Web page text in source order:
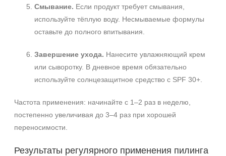
Смывание. Если продукт требует смывания,
используйте тёплую воду. Несмываемые формулы
оставьте до полного впитывания.
Завершение ухода. Нанесите увлажняющий крем
или сыворотку. В дневное время обязательно
используйте солнцезащитное средство с SPF 30+.
Частота применения: начинайте с 1–2 раз в неделю,
постепенно увеличивая до 3–4 раз при хорошей
переносимости.
Результаты регулярного применения пилинга